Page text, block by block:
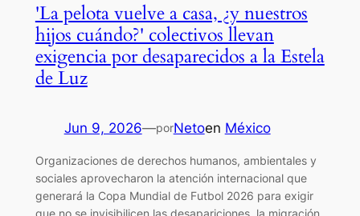
'La pelota vuelve a casa, ¿y nuestros
hijos cuándo?' colectivos llevan
exigencia por desaparecidos a la Estela
de Luz
Jun 9, 2026—porNetoen México
Organizaciones de derechos humanos, ambientales y
sociales aprovecharon la atención internacional que
generará la Copa Mundial de Futbol 2026 para exigir